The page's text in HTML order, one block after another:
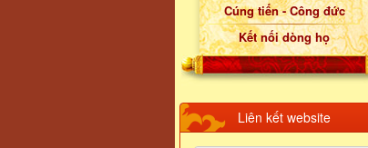
Cúng tiến - Công đức
Kết nối dòng họ
Liên kết website